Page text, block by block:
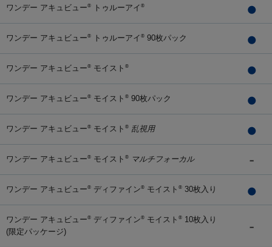
ワンデー アキュビュー® トゥルーアイ ®
ワンデー アキュビュー® トゥルーアイ ® 90枚パック
ワンデー アキュビュー® モイスト ®
ワンデー アキュビュー® モイスト ® 90枚パック
ワンデー アキュビュー® モイスト ® 乱視用
ワンデー アキュビュー® モイスト ® マルチフォーカル
ワンデー アキュビュー® ディファイン® モイスト ® 30枚入り
ワンデー アキュビュー® ディファイン® モイスト ® 10枚入り
(限定パッケージ)